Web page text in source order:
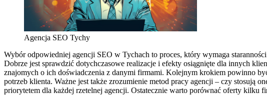
Agencja SEO Tychy
Wybór odpowiedniej agencji SEO w Tychach to proces, który wymaga
Dobrze jest sprawdzić dotychczasowe realizacje i efekty osiągnięte dla innych
znajomych o ich doświadczenia z danymi firmami. Kolejnym krokiem powinno
potrzeb klienta. Ważne jest także zrozumienie metod pracy agencji – czy stosują
priorytetem dla każdej rzetelnej agencji. Ostatecznie warto porównać oferty kilku